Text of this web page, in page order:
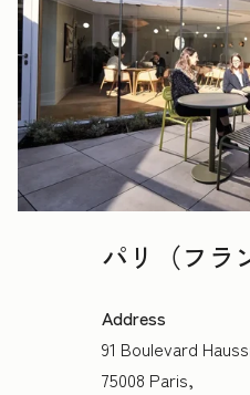
パリ（フラ
Address
91 Boulevard
75008 Paris,